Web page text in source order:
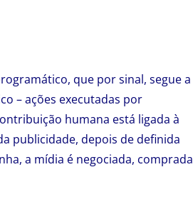
que por sinal, segue a
– ações executadas por
humana está ligada à
publicidade, depois de definida
a mídia é negociada, comprada